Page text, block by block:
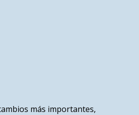
más importantes,